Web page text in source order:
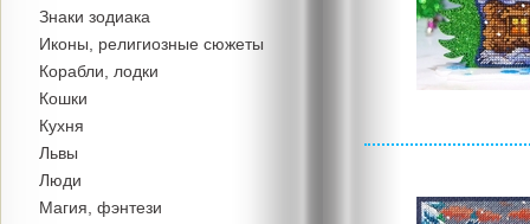
Знаки зодиака
Иконы, религиозные сюжеты
Корабли, лодки
Кошки
Кухня
Львы
Люди
Магия, фэнтези